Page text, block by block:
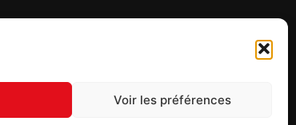
Voir les préférences
S'inscrire à la newsletter